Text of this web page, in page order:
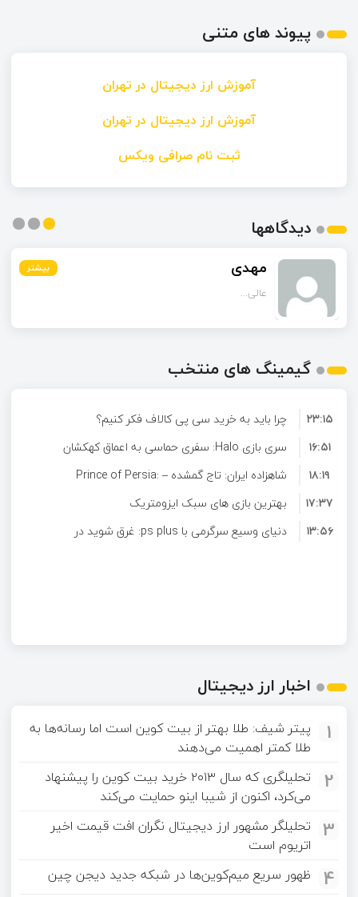
پیوند های متنی
آموزش ارز دیجیتال در تهران
آموزش ارز دیجیتال در تهران
ثبت نام صرافی ویکس
دیدگاهها
مهدی بیشتر
عالی...
بیشتر
بیشتر
گیمینگ های منتخب
چرا باید به خرید سی پی کالاف فکر کنیم؟
۲۳:۱۵
سری بازی Halo: سفری حماسی به اعماق کهکشان
۱۶:۵۱
شاهزاده ایران: تاج گمشده – Prince of Persia:
The Lost Crown
۱۸:۱۹
بهترین بازی های سبک ایزومتریک
۱۷:۳۷
دنیای وسیع سرگرمی با ps plus: غرق شوید در
۱۳:۵۶
اخبار ارز دیجیتال
1
پیتر شیف: طلا بهتر از بیت کوین است اما رسانه‌ها به
طلا کمتر اهمیت می‌دهند
2
تحلیلگری که سال ۲۰۱۳ خرید بیت کوین را پیشنهاد
می‌کرد، اکنون از شیبا اینو حمایت می‌کند
3 تحلیلگر مشهور ارز دیجیتال نگران افت قیمت اخیر
اتریوم است
4 ظهور سریع میم‌کوین‌ها در شبکه جدید دیجن چین